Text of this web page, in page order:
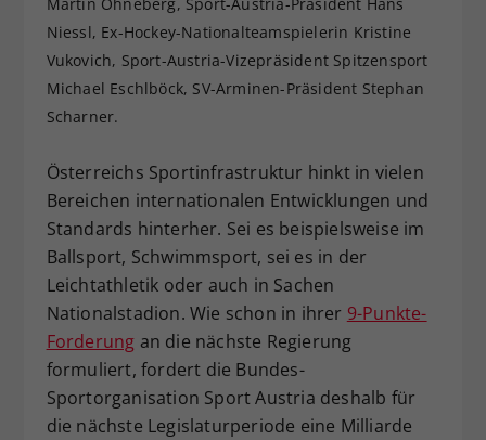
Niessl, Ex-Hockey-Nationalteamspielerin Kristine
Vukovich, Sport-Austria-Vizepräsident Spitzensport
Michael Eschlböck, SV-Arminen-Präsident Stephan
Scharner.
Österreichs Sportinfrastruktur hinkt in vielen
Bereichen internationalen Entwicklungen und
Standards hinterher. Sei es beispielsweise im
Ballsport, Schwimmsport, sei es in der
Leichtathletik oder auch in Sachen
Nationalstadion. Wie schon in ihrer 9-Punkte-
Forderung an die nächste Regierung
formuliert, fordert die Bundes-
Sportorganisation Sport Austria deshalb für
die nächste Legislaturperiode eine Milliarde
Zweck
Dieser Wert speichert Ihre Consent-
Einstellungen. Unter anderem eine
zufällig generierte ID, für die
historische Speicherung Ihrer
hat.